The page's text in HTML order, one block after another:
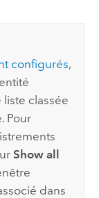
configurés,
classée
Pour
Show all
dans